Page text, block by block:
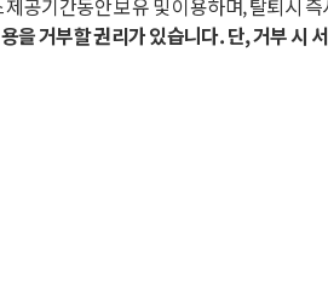
을 거부할 권리가 있습니다. 단, 거부 시